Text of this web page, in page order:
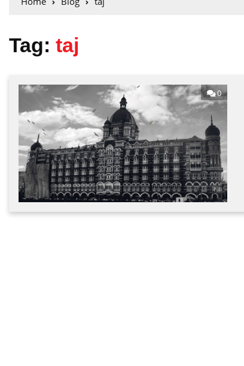
Tag: taj
0